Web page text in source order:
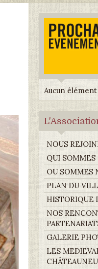
Aucun
NOUS
QUI SOMMES
OU SOMMES
PLAN DU
HISTORIQUE
NOS
GALERIE
LES